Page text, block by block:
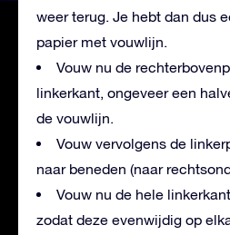
weer terug. Je hebt dan dus
papier met vouwlijn.
Vouw nu de
linkerkant, ongeveer een
de vouwlijn.
Vouw vervolgens de
naar beneden (naar
Vouw nu de hele
zodat deze evenwijdig op